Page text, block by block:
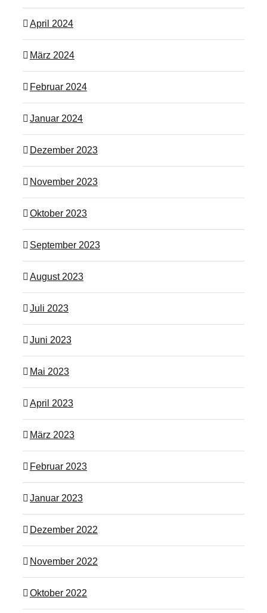
April 2024
März 2024
Februar 2024
Januar 2024
Dezember 2023
November 2023
Oktober 2023
September 2023
August 2023
Juli 2023
Juni 2023
Mai 2023
April 2023
März 2023
Februar 2023
Januar 2023
Dezember 2022
November 2022
Oktober 2022